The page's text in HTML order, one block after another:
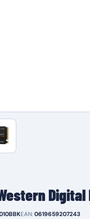
Digital
EAN:0619659207243